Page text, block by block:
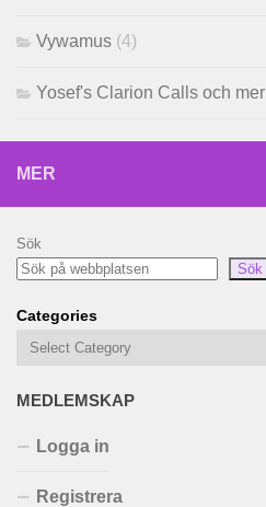
Vywamus (4)
Yosef's Clarion Calls och mer
MER
Sök
Sök
Categories
MEDLEMSKAP
Logga in
Registrera